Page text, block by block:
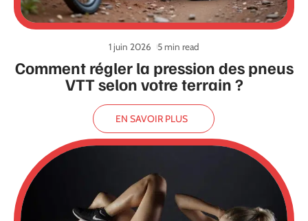
Comment régler la pression des pneus
VTT selon votre terrain ?
1 juin 2026 5 min read
EN SAVOIR PLUS